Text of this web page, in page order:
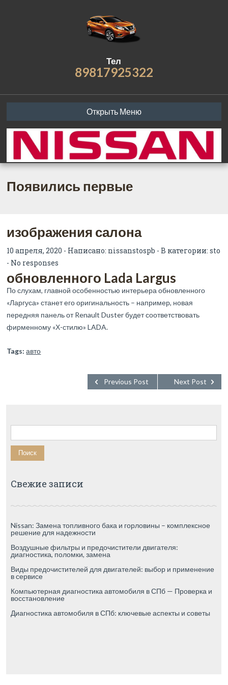
Тел
89817925322
Открыть Меню
Появились первые
изображения салона
обновленного Lada Largus
10 апреля, 2020 - Написано: nissanstospb - В категории:sto
- No responses
По слухам, главной особенностью интерьера обновленного
«Ларгуса» станет его оригинальность – например, новая
передняя панель от Renault Duster будет соответствовать
фирменному «Х-стилю» LADA.
Tags: авто
Next Post
Previous Post
Найти:
Свежие записи
Nissan: Замена топливного бака и горловины – комплексное
решение для надежности
Воздушные фильтры и предочистители двигателя:
диагностика, поломки, замена
Виды предочистителей для двигателей: выбор и применение
в сервисе
Компьютерная диагностика автомобиля в СПб — Проверка и
восстановление
Диагностика автомобиля в СПб: ключевые аспекты и советы